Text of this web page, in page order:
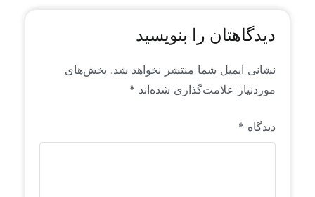
دیدگاهتان را بنویسید
نشانی ایمیل شما منتشر نخواهد شد. بخش‌های
موردنیاز علامت‌گذاری شده‌اند *
دیدگاه *